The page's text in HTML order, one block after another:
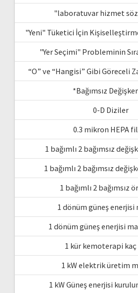
"laboratuvar hizmet
"Yeni" Tüketici İçin
"Yer Seçimi" Probleminin
“O” ve “Hangisi” Gibi Göreceli
*Bağımsız
0-D Diziler
0.3 mikron HEPA
1 bağımlı 2 bağımsız
1 bağımlı 2 bağımsız
1 bağımlı 2 bağımsız
1 dönüm güneş
1 dönüm güneş enerjisi
1 kür kemoterapi kaç
1 kW elektrik üretim
1 kW Güneş enerjisi